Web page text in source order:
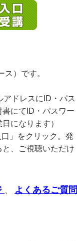
）です。
アドレスにID・パス
にてID・パスワー
になります）
」をクリック。発
、ご視聴いただけ
よくあるご質問